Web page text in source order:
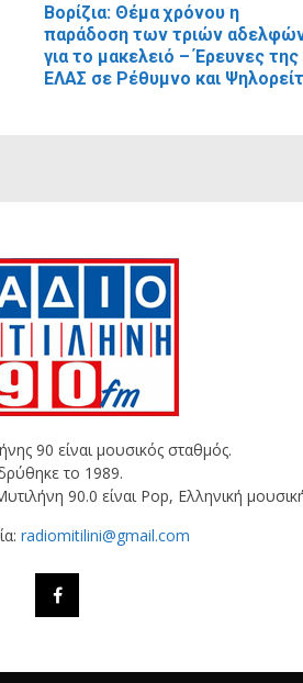
Βορίζια: Θέμα χρόνου η
παράδοση των τριών
για το μακελειό – Έρευνες της
ΕΛΑΣ σε Ρέθυμνο και
90 είναι μουσικός σταθμός.
το 1989.
90.0 είναι Pop, Ελληνική
radiomitilini@gmail.com